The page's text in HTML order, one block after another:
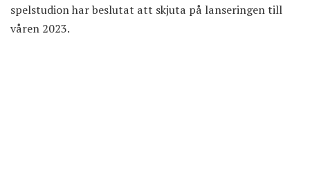
spelstudion har beslutat att skjuta på lanseringen till
våren 2023.